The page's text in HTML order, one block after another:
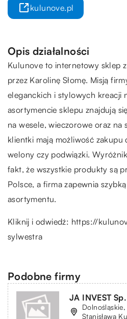
kulunove.pl
Opis działalności
Kulunove to internetowy sklep
przez Karolinę Słomę. Misją
eleganckich i stylowych kreacji
asortymencie sklepu znajdują
na wesele, wieczorowe oraz
klientki mają możliwość
welony czy podwiązki.
fakt, że wszystkie produkty są
Polsce, a firma zapewnia
asortymentu.
Kliknij i odwiedź: https://
sylwestra
Podobne firmy
JA INVEST
Stanisława